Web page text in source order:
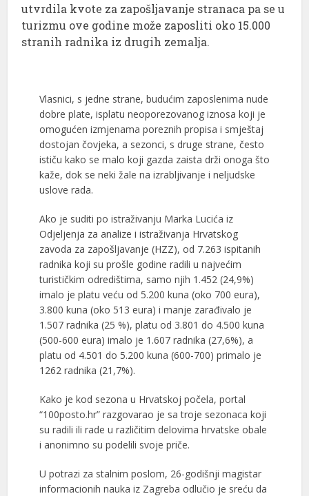
utvrdila kvote za zapošljavanje stranaca pa se u
turizmu ove godine može zaposliti oko 15.000
stranih radnika iz drugih zemalja.
Vlasnici, s jedne strane, budućim zaposlenima nude
dobre plate, isplatu neoporezovanog iznosa koji je
omogućen izmjenama poreznih propisa i smještaj
dostojan čovjeka, a sezonci, s druge strane, često
ističu kako se malo koji gazda zaista drži onoga što
kaže, dok se neki žale na izrabljivanje i neljudske
uslove rada.
Ako je suditi po istraživanju Marka Lucića iz
Odjeljenja za analize i istraživanja Hrvatskog
zavoda za zapošljavanje (HZZ), od 7.263 ispitanih
radnika koji su prošle godine radili u najvećim
turističkim odredištima, samo njih 1.452 (24,9%)
imalo je platu veću od 5.200 kuna (oko 700 eura),
3.800 kuna (oko 513 eura) i manje zarađivalo je
1.507 radnika (25 %), platu od 3.801 do 4.500 kuna
(500-600 eura) imalo je 1.607 radnika (27,6%), a
platu od 4.501 do 5.200 kuna (600-700) primalo je
1262 radnika (21,7%).
Kako je kod sezona u Hrvatskoj počela, portal
“100posto.hr” razgovarao je sa troje sezonaca koji
su radili ili rade u različitim delovima hrvatske obale
i anonimno su podelili svoje priče.
U potrazi za stalnim poslom, 26-godišnji magistar
informacionih nauka iz Zagreba odlučio je sreću da